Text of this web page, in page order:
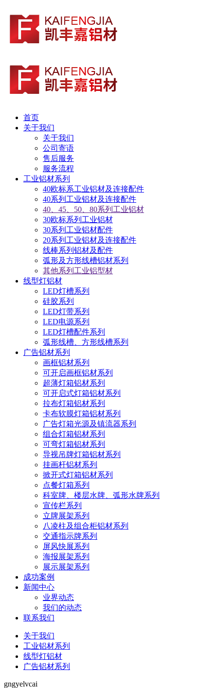
首页
关于我们
关于我们
公司寄语
售后服务
服务流程
工业铝材系列
40欧标系工业铝材及连接配件
40系列工业铝材及连接配件
40、45、50、80系列工业铝材
30欧标系列工业铝材
30系列工业铝材配件
20系列工业铝材及连接配件
线棒系列铝材及配件
弧形及方形线槽铝材系列
其他系列工业铝型材
线型灯铝材
LED灯槽系列
硅胶系列
LED灯带系列
LED电源系列
LED灯槽配件系列
弧形线槽、方形线槽系列
广告铝材系列
画框铝材系列
可开启画框铝材系列
超薄灯箱铝材系列
可开启式灯箱铝材系列
拉布灯箱铝材系列
卡布软膜灯箱铝材系列
广告灯箱光源及镇流器系列
组合灯箱铝材系列
可弯灯箱铝材系列
导视吊牌灯箱铝材系列
挂画杆铝材系列
掀开式灯箱铝材系列
点餐灯箱系列
科室牌、楼层水牌、弧形水牌系列
宣传栏系列
立牌展架系列
八凌柱及组合柜铝材系列
交通指示牌系列
屏风快展系列
海报展架系列
展示展架系列
成功案例
新闻中心
业界动态
我们的动态
联系我们
关于我们
工业铝材系列
线型灯铝材
广告铝材系列
gngyelvcai